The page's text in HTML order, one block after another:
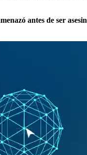
antes de ser